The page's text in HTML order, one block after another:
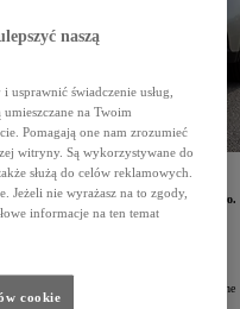
w miejscowości Sakarya rozpoczęto
europejska fabryka koncernu, w której
tej inwestycji wynosi 308 milionów euro.
a od momentu debiutu pierwszej
W tym czasie udział Toyoty
zainteresowania Toyotą C-HR są
napędy, doskonałe właściwości jezdne
naszą
usprawnić świadczenie usług,
na Twoim
Pomagają one nam zrozumieć
witryny. Są wykorzystywane do
służą do celów reklamowych.
Jeżeli nie wyrażasz na to zgody,
informacje na ten temat
cookie